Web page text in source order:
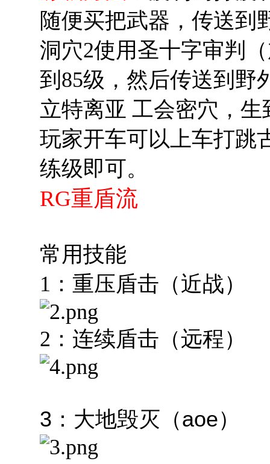
随便买把武器，传送
洞穴2使用圣十字审判
到85级，然后传送到
立特离亚 工会密穴，
玩家开车可以上车打跳
练级即可。
RG重盾流
常用技能
1：重压盾击（近战）
2：连续盾击（远程）
3：大地毁灭（aoe）